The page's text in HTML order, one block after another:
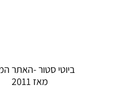
ביוטי סטור -האתר
מאז 2011